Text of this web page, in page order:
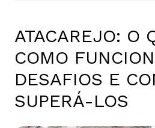
ATACAREJO: O
COMO
DESAFIOS E
SUPERÁ-LOS